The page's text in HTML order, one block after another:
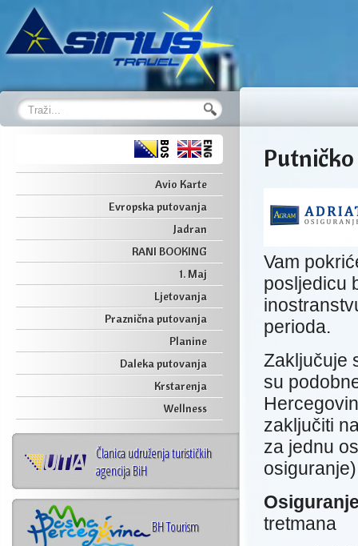
Avio Karte
Evropska putovanja
Jadran
RANI BOOKING
1. Maj
Ljetovanja
Praznična putovanja
Planine
Daleka putovanja
Krstarenja
Wellness
Članica udruženja turističkih
agencija BiH
BH Tourism
Vam
posljedicu
perioda.
Zaključuje
su
zaključiti
za jednu
tretmana